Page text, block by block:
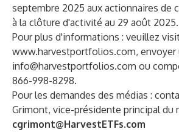
septembre 2025 aux actionnaires de
à la clôture d'activité au 29 août 2025.
Pour plus d'informations : veuillez
www.harvestportfolios.com, envoyer
info@harvestportfolios.com ou
866-998-8298.
Pour les demandes des médias :
Grimont, vice-présidente principal du
cgrimont@HarvestETFs.com